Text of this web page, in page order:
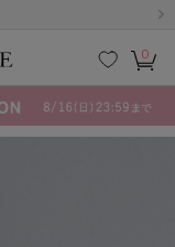
お気
に入
カー
ト
0